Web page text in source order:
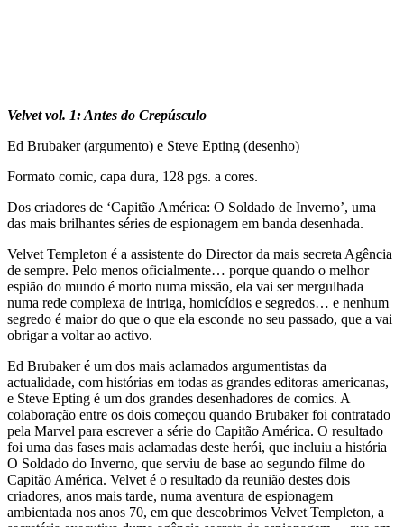
Velvet vol. 1: Antes do Crepúsculo
Ed Brubaker (argumento) e Steve Epting (desenho)
Formato comic, capa dura, 128 pgs. a cores.
Dos criadores de ‘Capitão América: O Soldado de Inverno’, uma
das mais brilhantes séries de espionagem em banda desenhada.
Velvet Templeton é a assistente do Director da mais secreta Agência
de sempre. Pelo menos oficialmente… porque quando o melhor
espião do mundo é morto numa missão, ela vai ser mergulhada
numa rede complexa de intriga, homicídios e segredos… e nenhum
segredo é maior do que o que ela esconde no seu passado, que a vai
obrigar a voltar ao activo.
Ed Brubaker é um dos mais aclamados argumentistas da
actualidade, com histórias em todas as grandes editoras americanas,
e Steve Epting é um dos grandes desenhadores de comics. A
colaboração entre os dois começou quando Brubaker foi contratado
pela Marvel para escrever a série do Capitão América. O resultado
foi uma das fases mais aclamadas deste herói, que incluiu a história
O Soldado do Inverno, que serviu de base ao segundo filme do
Capitão América. Velvet é o resultado da reunião destes dois
criadores, anos mais tarde, numa aventura de espionagem
ambientada nos anos 70, em que descobrimos Velvet Templeton, a